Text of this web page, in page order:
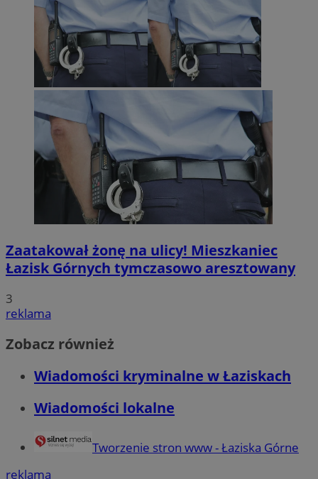
Zaatakował żonę na ulicy! Mieszkaniec
Łazisk Górnych tymczasowo aresztowany
3
reklama
Zobacz również
Wiadomości kryminalne w Łaziskach
Wiadomości lokalne
Tworzenie stron www - Łaziska Górne
reklama